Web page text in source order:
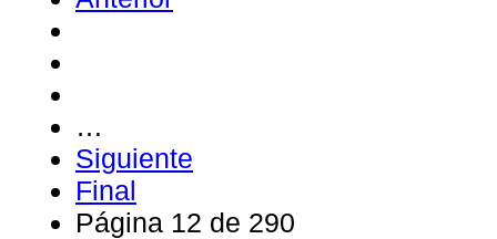
…
Siguiente
Final
Página 12 de 290